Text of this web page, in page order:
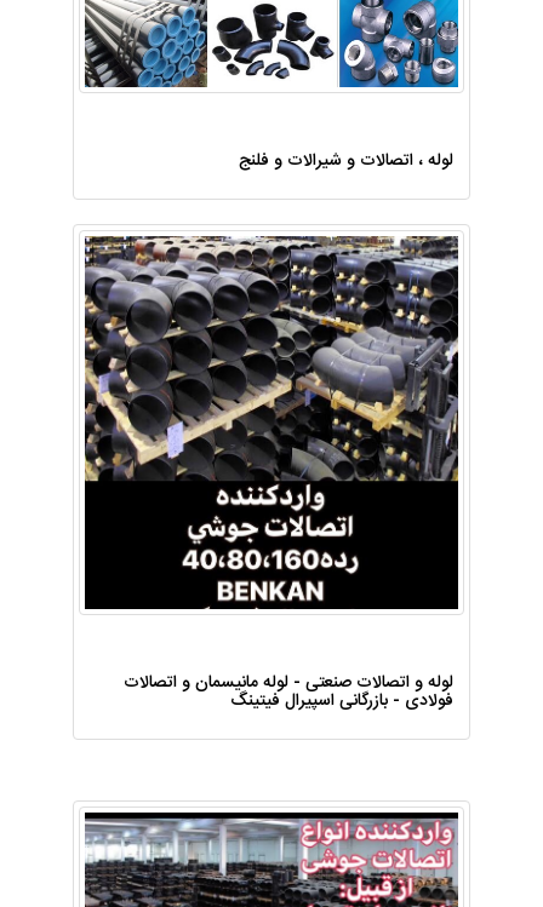
لوله ، اتصالات و شیرالات و فلنج
لوله و اتصالات صنعتی - لوله مانیسمان و اتصالات
فولادی - بازرگانی اسپیرال فیتینگ